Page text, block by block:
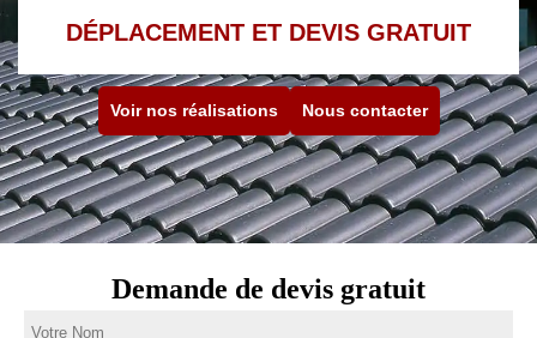
DÉPLACEMENT ET DEVIS GRATUIT
Voir nos réalisations Nous contacter
Demande de devis gratuit